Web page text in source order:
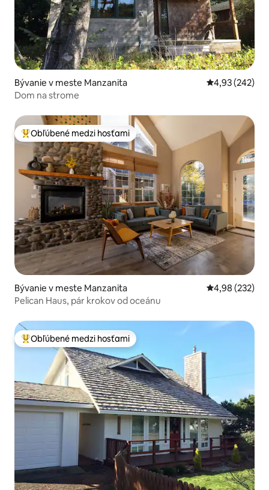
Bývanie v meste Manzanita Priemerné
4,93 (242)
Dom na strome
Najobľúbenejšie medzi hosťami
Obľúbené medzi hosťami
Bývanie v meste Manzanita Priemerné
4,98 (232)
Pelican Haus, pár krokov od oceánu
Najobľúbenejšie medzi hosťami
Obľúbené medzi hosťami